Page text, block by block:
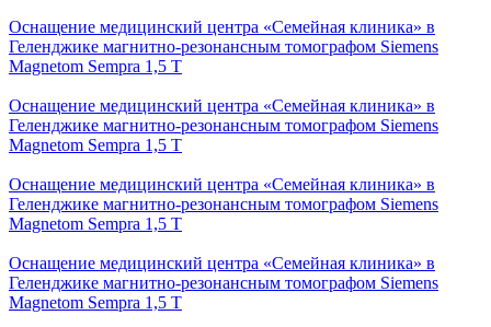
Оснащение медицинский центра «Семейная клиника» в
Геленджике магнитно-резонансным томографом Siemens
Magnetom Sempra 1,5 Т
Оснащение медицинский центра «Семейная клиника» в
Геленджике магнитно-резонансным томографом Siemens
Magnetom Sempra 1,5 Т
Оснащение медицинский центра «Семейная клиника» в
Геленджике магнитно-резонансным томографом Siemens
Magnetom Sempra 1,5 Т
Оснащение медицинский центра «Семейная клиника» в
Геленджике магнитно-резонансным томографом Siemens
Magnetom Sempra 1,5 Т